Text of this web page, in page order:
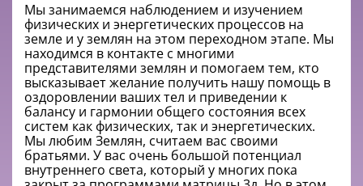
Мы занимаемся наблюдением и изучением
физических и энергетических процессов на
земле и у землян на этом переходном этапе. Мы
находимся в контакте с многими
представителями землян и помогаем тем, кто
высказывает желание получить нашу помощь в
оздоровлении ваших тел и приведении к
балансу и гармонии общего состояния всех
систем как физических, так и энергетических.
Мы любим Землян, считаем вас своими
братьями. У вас очень большой потенциал
внутреннего света, который у многих пока